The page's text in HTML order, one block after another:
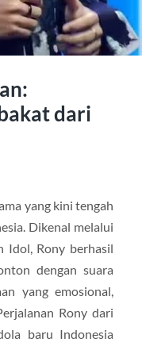
dari
yang kini tengah
Dikenal melalui
Idol, Rony berhasil
dengan suara
yang emosional,
Rony dari
baru Indonesia